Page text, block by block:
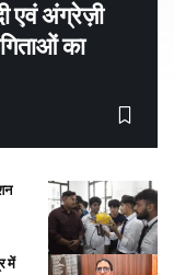
एवं अंग्रेज़ी
का
में